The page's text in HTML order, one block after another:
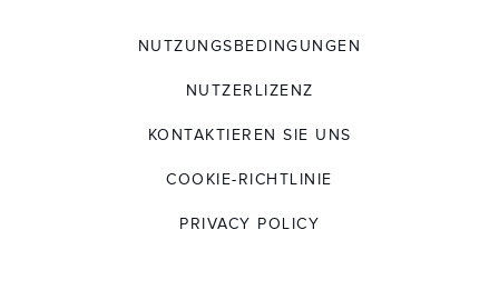
NUTZUNGSBEDINGUNGEN
NUTZERLIZENZ
KONTAKTIEREN SIE UNS
COOKIE-RICHTLINIE
PRIVACY POLICY